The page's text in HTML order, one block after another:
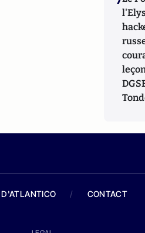
D'ATLANTICO / CONTACT